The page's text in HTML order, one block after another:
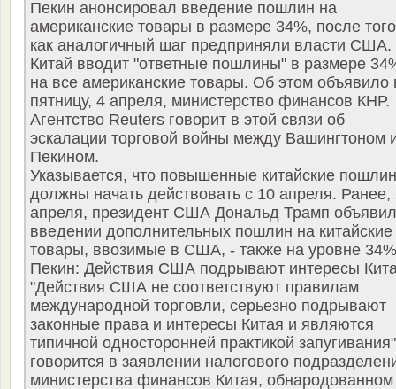
Пекин анонсировал введение пошлин на
американские товары в размере 34%, после того
как аналогичный шаг предприняли власти США.
Китай вводит "ответные пошлины" в размере
на все американские товары. Об этом объявило
пятницу, 4 апреля, министерство финансов КНР.
Агентство Reuters говорит в этой связи об
эскалации торговой войны между Вашингтоном
Пекином.
Указывается, что повышенные китайские
должны начать действовать с 10 апреля. Ранее,
апреля, президент США Дональд Трамп
введении дополнительных пошлин на китайские
товары, ввозимые в США, - также на уровне
Пекин: Действия США подрывают интересы
"Действия США не соответствуют правилам
международной торговли, серьезно подрывают
законные права и интересы Китая и являются
типичной односторонней практикой
говорится в заявлении налогового
министерства финансов Китая,